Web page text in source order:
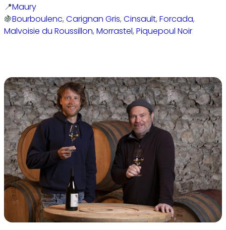
Maury
Bourboulenc, Carignan Gris, Cinsault, Forcada
Malvoisie du Roussillon, Morrastel, Piquepoul Noir